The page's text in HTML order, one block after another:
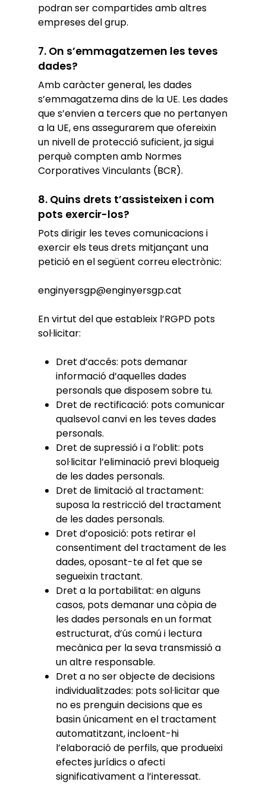
podran ser compartides amb altres
empreses del grup.
7. On s’emmagatzemen les teves
dades?
Amb caràcter general, les dades
s’emmagatzema dins de la UE. Les dades
que s’envien a tercers que no pertanyen
a la UE, ens assegurarem que ofereixin
un nivell de protecció suficient, ja sigui
perquè compten amb Normes
Corporatives Vinculants (BCR).
8. Quins drets t’assisteixen i com
pots exercir-los?
Pots dirigir les teves comunicacions i
exercir els teus drets mitjançant una
petició en el següent correu electrònic:
enginyersgp@enginyersgp.cat
En virtut del que estableix l’RGPD pots
sol·licitar:
Dret d’accés: pots demanar
informació d’aquelles dades
personals que disposem sobre tu.
Dret de rectificació: pots comunicar
qualsevol canvi en les teves dades
personals.
Dret de supressió i a l’oblit: pots
sol·licitar l’eliminació previ bloqueig
de les dades personals.
Dret de limitació al tractament:
suposa la restricció del tractament
de les dades personals.
Dret d’oposició: pots retirar el
consentiment del tractament de les
dades, oposant-te al fet que se
segueixin tractant.
Dret a la portabilitat: en alguns
casos, pots demanar una còpia de
les dades personals en un format
estructurat, d’ús comú i lectura
mecànica per la seva transmissió a
un altre responsable.
Dret a no ser objecte de decisions
individualitzades: pots sol·licitar que
no es prenguin decisions que es
basin únicament en el tractament
automatitzant, incloent-hi
l’elaboració de perfils, que produeixi
efectes jurídics o afecti
significativament a l’interessat.